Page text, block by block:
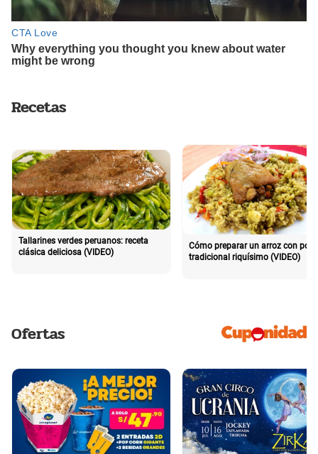
Recetas
Tallarines verdes peruanos: receta
clásica deliciosa (VIDEO)
Cómo preparar un arroz con pollo
tradicional riquísimo (VIDEO)
Ofertas